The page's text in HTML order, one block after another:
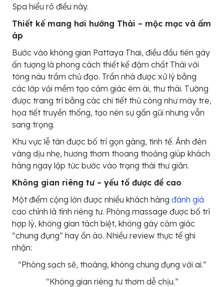
Spa hiểu rõ điều này.
Thiết kế mang hơi hướng Thái – mộc mạc và ấm
áp
Bước vào không gian Pattaya Thai, điều đầu tiên gây
ấn tượng là phong cách thiết kế đậm chất Thái với
tông nâu trầm chủ đạo. Trần nhà được xử lý bằng
các lớp vải mềm tạo cảm giác êm ái, thư thái. Tường
được trang trí bằng các chi tiết thủ công như mây tre,
họa tiết truyền thống, tạo nên sự gần gũi nhưng vẫn
sang trọng.
Khu vực lễ tân được bố trí gọn gàng, tinh tế. Ánh đèn
vàng dịu nhẹ, hương thơm thoang thoảng giúp khách
hàng ngay lập tức bước vào trạng thái thư giãn.
Không gian riêng tư – yếu tố được đề cao
Một điểm cộng lớn được nhiều khách hàng đánh giá
cao chính là tính riêng tư. Phòng massage được bố trí
hợp lý, không gian tách biệt, không gây cảm giác
“chung đụng” hay ồn ào. Nhiều review thực tế ghi
nhận:
“Phòng sạch sẽ, thoáng, không chung đụng với ai.”
“Không gian riêng tư thơm dễ chịu.”